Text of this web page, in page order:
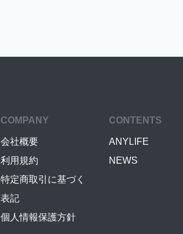
COMPANY
会社概要
利用規約
特定商取引に基づく
表記
個人情報保護方針
CONTENTS
ANYLIFE
NEWS